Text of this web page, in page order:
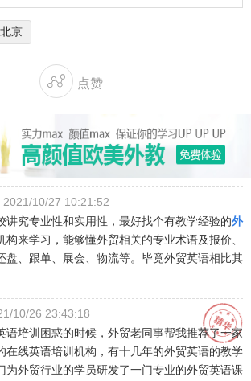
北京
 点赞
2021/10/27 10:21:52
讲究专业性和实用性，最好找个有教学经验的外
构来学习，能够懂外贸相关的专业术语及报价、
盘、跟单、展会、物流等。毕竟外贸英语相比其
10/26 23:43:18
语培训困惑的时候，外贸老同事帮我推荐了一家
在线英语培训机构，有十几年的外贸英语的教学
为外贸行业的学员研发了一门专业的外贸英语课